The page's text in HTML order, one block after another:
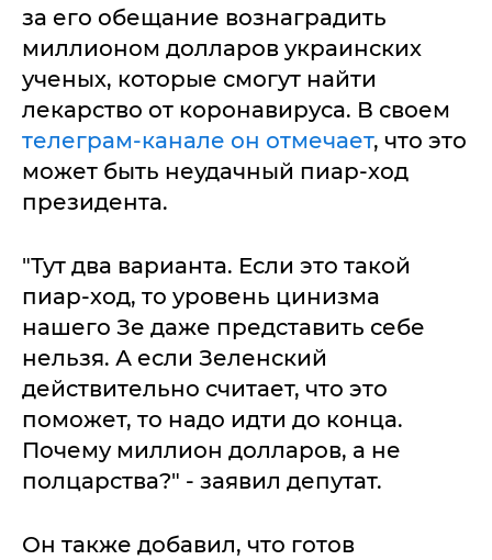
за его обещание вознаградить
миллионом долларов украинских
ученых, которые смогут найти
лекарство от коронавируса. В своем
телеграм-канале он отмечает, что это
может быть неудачный пиар-ход
президента.
"Тут два варианта. Если это такой
пиар-ход, то уровень цинизма
нашего Зе даже представить себе
нельзя. А если Зеленский
действительно считает, что это
поможет, то надо идти до конца.
Почему миллион долларов, а не
полцарства?" - заявил депутат.
Он также добавил, что готов